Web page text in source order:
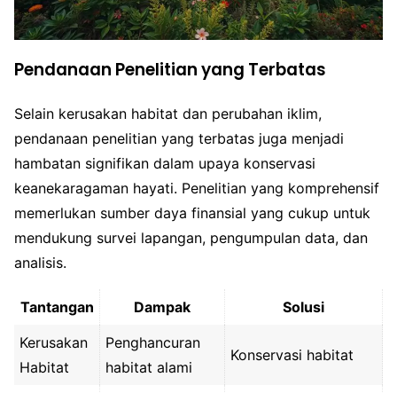
Pendanaan Penelitian yang Terbatas
Selain kerusakan habitat dan perubahan iklim,
pendanaan penelitian yang terbatas juga menjadi
hambatan signifikan dalam upaya konservasi
keanekaragaman hayati. Penelitian yang komprehensif
memerlukan sumber daya finansial yang cukup untuk
mendukung survei lapangan, pengumpulan data, dan
analisis.
Tantangan Dampak
Solusi
Kerusakan
Habitat
Penghancuran
habitat alami
Konservasi habitat